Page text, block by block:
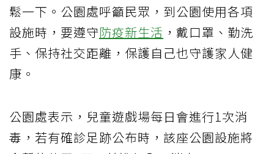
鬆一下。公園處呼籲民眾，到公園使用各項
設施時，要遵守防疫新生活 ，戴口罩、勤洗
手、保持社交距離，保護自己也守護家人健
康。
公園處表示，兒童遊戲場每日會進行1次消
毒，若有確診足跡公布時，該座公園設施將